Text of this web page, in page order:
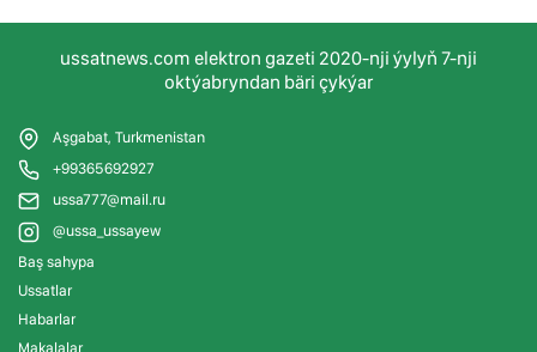
ussatnews.com elektron gazeti 2020-nji ýylyň 7-nji
oktýabryndan bäri çykýar
Aşgabat, Turkmenistan
+99365692927
ussa777@mail.ru
@ussa_ussayew
Baş sahypa
Ussatlar
Habarlar
Makalalar